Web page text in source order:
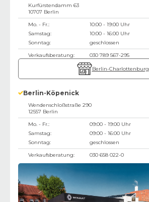
Kurfürstendamm 63
10707 Berlin
Mo. - Fr.:
10:00 - 19:00 Uhr
Samstag:
10:00 - 16:00 Uhr
Sonntag:
geschlossen
Verkaufsberatung:
030 789 567-295
Berlin-Charlottenburg
Berlin-Köpenick
Wendenschloßstraße 290
12557 Berlin
Mo. - Fr.:
09:00 - 19:00 Uhr
Samstag:
09:00 - 16:00 Uhr
Sonntag:
geschlossen
Verkaufsberatung:
030 658 022-0